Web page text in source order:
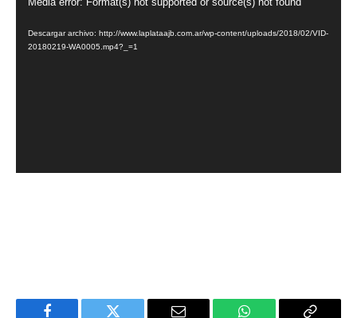
Reproductor
video
Descargar archivo: http://www.laplataajb.com.ar/wp-content/uploads/2018/02/VID-
20180219-WA0005.mp4?_=1